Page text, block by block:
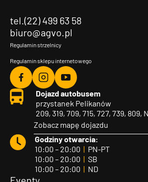
tel.(22) 499 63 58
biuro@agvo.pl
Regulamin strzelnicy
Regulamin sklepu internetowego
Agvo
Facebook
Agvo
Instagram
Agvo
YouTube
Dojazd autobusem
przystanek Pelikanów
209, 319, 709, 715, 727, 739, 809,
Zobacz mapę dojazdu
Godziny otwarcia:
10:00 – 20:00 | PN-PT
10:00 – 20:00 | SB
10:00 – 20:00 | ND